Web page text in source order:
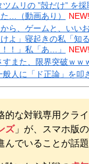
ツムリの ”殻だけ” を
…（動画あり）
NEW!
ら、ゲームと、いい
よ」寝起きの私「知
！」私「あ…」
NEW!
すまた、限界突破ｗｗ
般人に「ド正論」を叩
ファードいいなあ。
？？？ NEW!
こと芸人・木村祐一
ツーショットが完全
からん」...
的な対戦専用クライ
ズ」が、スマホ版
んでいることが話